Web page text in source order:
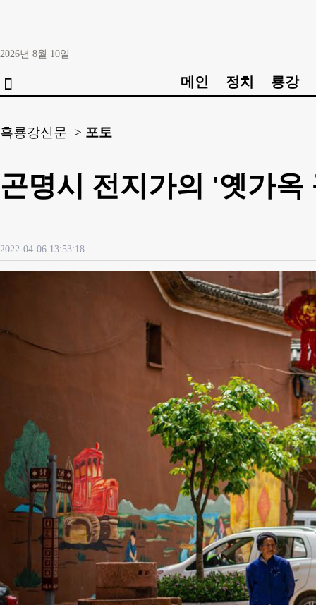
2026년 8월 10일
 메인 정치 룡강
흑룡강신문 > 포토
곤명시 전지가의 '옛가옥
2022-04-06 13:53:18